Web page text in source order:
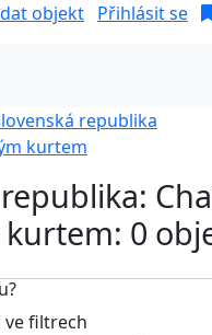
objekt Přihlásit se
republika
kurtem
0
filtrech